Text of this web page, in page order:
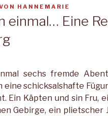
HANNEMARIE
einmal… Eine
sechs fremde
eine schicksalshafte
Ein Käpten und sin Fru,
Gebirge, ein plietscher